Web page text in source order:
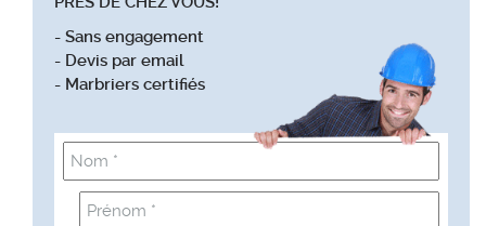
- Sans engagement
- Devis par email
- Marbriers certifiés